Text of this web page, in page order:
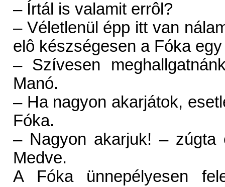
– Írtál is valamit errôl?
– Véletlenül épp itt van
elô készségesen a Fóka
– Szívesen
Manó.
– Ha nagyon akarjátok,
Fóka.
– Nagyon akarjuk! –
Medve.
A Fóka ünnepélyesen